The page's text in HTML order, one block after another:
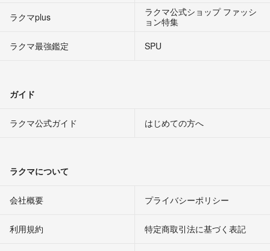
ラクマplus
ラクマ公式ショップ ファッシ
ョン特集
ラクマ最強鑑定
SPU
ガイド
ラクマ公式ガイド はじめての方へ
ラクマについて
会社概要 プライバシーポリシー
利用規約 特定商取引法に基づく表記